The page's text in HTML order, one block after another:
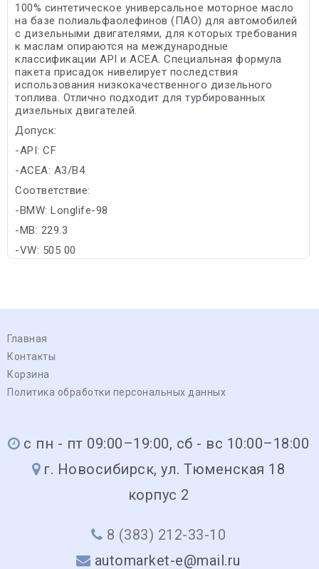
100% синтетическое универсальное моторное масло
на базе полиальфаолефинов (ПАО) для автомобилей
с дизельными двигателями, для которых требования
к маслам опираются на международные
классификации API и ACEA. Специальная формула
пакета присадок нивелирует последствия
использования низкокачественного дизельного
топлива. Отлично подходит для турбированных
дизельных двигателей.
Допуск:
-API: CF
-ACEA: A3/B4
Соответствие:
-BMW: Longlife-98
-MB: 229.3
-VW: 505 00
Главная
Контакты
Корзина
Политика обработки персональных данных
с пн - пт 09:00–19:00, сб - вс 10:00–18:00
г. Новосибирск, ул. Тюменская 18
корпус 2
8 (383) 212-33-10
automarket-e@mail.ru